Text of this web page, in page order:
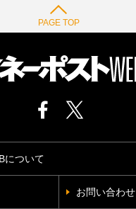
PAGE TOP
について
お問い合わせ